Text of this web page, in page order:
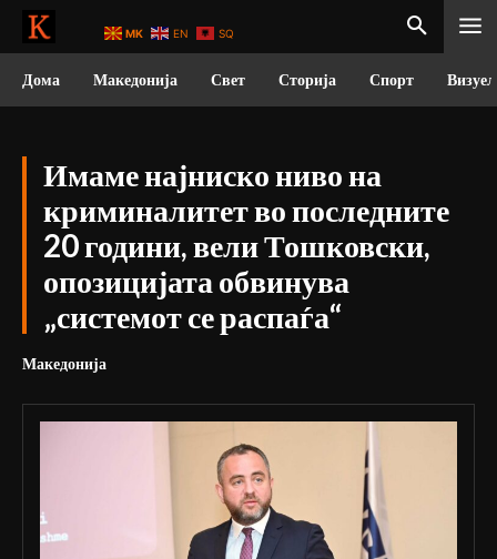
Дома Македонија Свет Сторија Спорт
Имаме најниско ниво на
криминалитет во последните
20 години, вели Тошковски,
опозицијата обвинува
„системот се распаѓа“
Македонија
MK EN SQ